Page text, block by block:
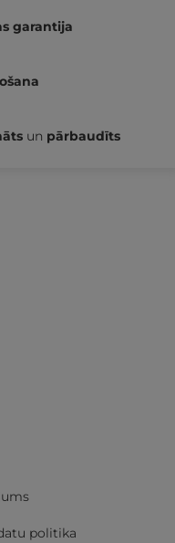
garantija
un pārbaudīts
politika